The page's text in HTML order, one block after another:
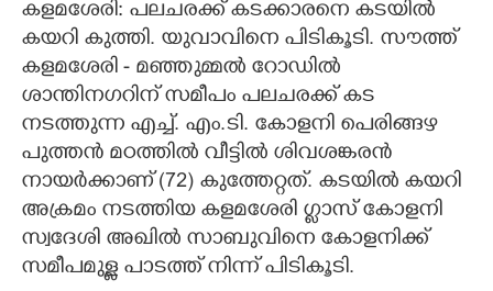
LITERATURE
ZOOM
CONTACT US
കളമശേരി: പലചരക്ക് കടക്കാരനെ കടയിൽ
കയറി കുത്തി. യുവാവിനെ പിടികൂടി. സൗത്ത്
കളമശേരി - മഞ്ഞുമ്മൽ റോഡിൽ
ശാന്തിനഗറിന് സമീപം പലചരക്ക് കട
നടത്തുന്ന എച്ച്. എം.ടി. കോളനി പെരിങ്ങഴ
പുത്തൻ മഠത്തിൽ വീട്ടിൽ ശിവശങ്കരൻ
നായർക്കാണ് (72) കുത്തേറ്റത്. കടയിൽ കയറി
അക്രമം നടത്തിയ കളമശേരി ഗ്ലാസ് കോളനി
സ്വദേശി അഖിൽ സാബുവിനെ കോളനിക്ക്
സമീപമുള്ള പാടത്ത് നിന്ന് പിടികൂടി.